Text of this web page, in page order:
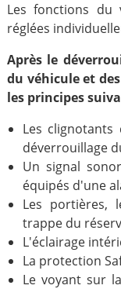
Les fonctions du
réglées
Après le
du véhicule et
les principes
Les
déverrouillage
Un signal
équipés d'une
Les portières,
trappe du
L'éclairage
La protection
Le voyant sur